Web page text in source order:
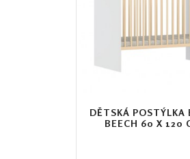
DĚTSKÁ POSTÝLKA
BEECH 60 X 120